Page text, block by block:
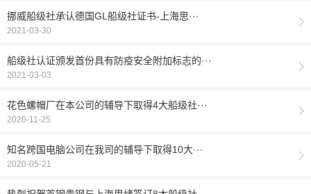
挪威船级社承认德国GL船级社证书-上海思···
2021-03-30
船级社认证颁发首份具有防疫安全附加标志的···
2021-03-03
花色螺帽厂在本公司的辅导下取得4大船级社···
2020-11-25
知名跨国电脑公司在我司的辅导下取得10大···
2020-05-21